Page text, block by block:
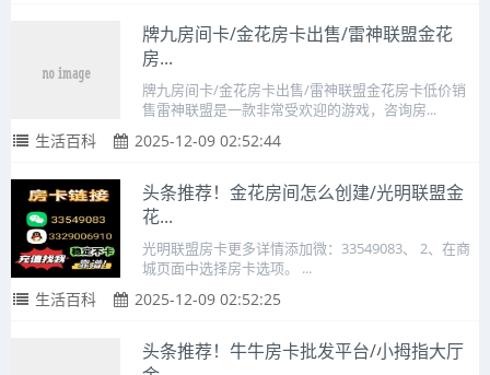
牌九房间卡/金花房卡出售/雷神联盟金花
房...
牌九房间卡/金花房卡出售/雷神联盟金花房卡低价销
售雷神联盟是一款非常受欢迎的游戏，咨询房...
生活百科 2025-12-09 02:52:44
头条推荐！金花房间怎么创建/光明联盟金
花...
光明联盟房卡更多详情添加微：33549083、 2、在商
城页面中选择房卡选项。 ...
生活百科 2025-12-09 02:52:25
头条推荐！牛牛房卡批发平台/小拇指大厅